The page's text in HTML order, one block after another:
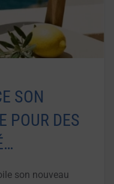
SON
POUR DES
son nouveau